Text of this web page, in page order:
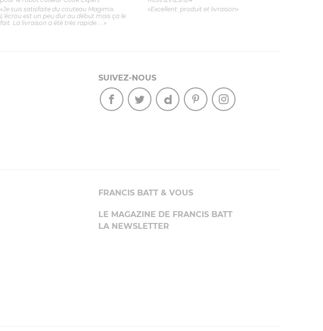
«Je suis satisfaite du couteau Magimix.
L'écrou est un peu dur au début mais ça le
fait. La livraison a été très rapide. ...»
«Excellent: produit et livraison»
SUIVEZ-NOUS
FRANCIS BATT & VOUS
LE MAGAZINE DE FRANCIS BATT
LA NEWSLETTER